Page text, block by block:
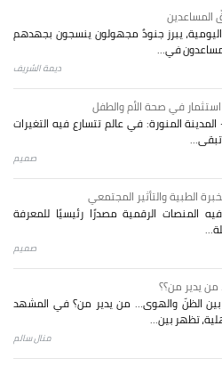
المساعدين
يبرز جنودٌ مجهولون ينسجون بجهدهم
في...
ديمة الشريف
استثمار في صحة الأم والطفل
المنورة: في عالم تتسارع فيه التغيرات
تبقى...
صميم
الطبية والتأثير المجتمعي
المنصات الرقمية مصدرًا رئيسيًا للمعرفة
صميم
يدير من؟؟
بين الظنّ والهوى… من يدير من؟ في المشهد
تظهر بين...
منال سالم